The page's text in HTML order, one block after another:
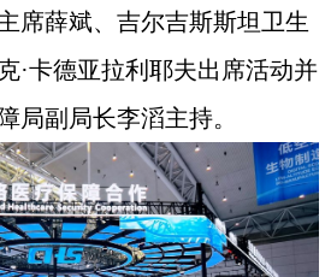
席薛斌、吉尔吉斯斯坦卫生
·卡德亚拉利耶夫出席活动并
局副局长李滔主持。